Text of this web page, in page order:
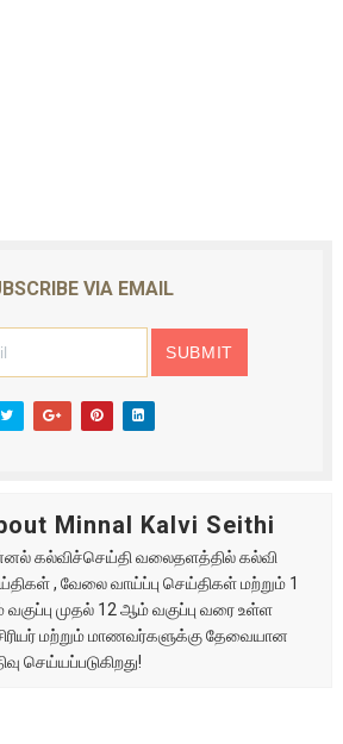
VIA EMAIL
Minnal Kalvi Seithi
கல்விச்செய்தி வலைதளத்தில் கல்வி
, வேலை வாய்ப்பு செய்திகள் மற்றும் 1
முதல் 12 ஆம் வகுப்பு வரை உள்ள
மற்றும் மாணவர்களுக்கு தேவையான
செய்யப்படுகிறது!